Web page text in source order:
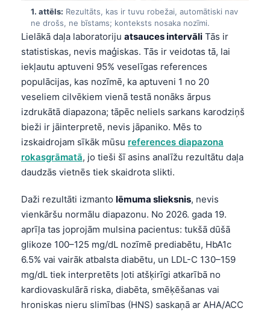
1. attēls: Rezultāts, kas ir tuvu robežai, automātiski nav
ne drošs, ne bīstams; konteksts nosaka nozīmi.
Lielākā daļa laboratoriju atsauces intervāli Tās ir
statistiskas, nevis maģiskas. Tās ir veidotas tā, lai
iekļautu aptuveni 95% veselīgas references
populācijas, kas nozīmē, ka aptuveni 1 no 20
veseliem cilvēkiem vienā testā nonāks ārpus
izdrukātā diapazona; tāpēc neliels sarkans karodziņš
bieži ir jāinterpretē, nevis jāpaniko. Mēs to
izskaidrojam sīkāk mūsu references diapazona
rokasgrāmatā, jo tieši šī asins analīžu rezultātu daļa
daudzās vietnēs tiek skaidrota slikti.
Daži rezultāti izmanto lēmuma slieksnis, nevis
vienkāršu normālu diapazonu. No 2026. gada 19.
aprīļa tas joprojām mulsina pacientus: tukšā dūšā
glikoze 100–125 mg/dL nozīmē prediabētu, HbA1c
6.5% vai vairāk atbalsta diabētu, un LDL-C 130–159
mg/dL tiek interpretēts ļoti atšķirīgi atkarībā no
kardiovaskulārā riska, diabēta, smēķēšanas vai
hroniskas nieru slimības (HNS) saskaņā ar AHA/ACC